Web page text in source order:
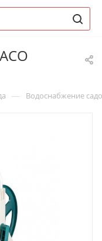
— Водоснабжение